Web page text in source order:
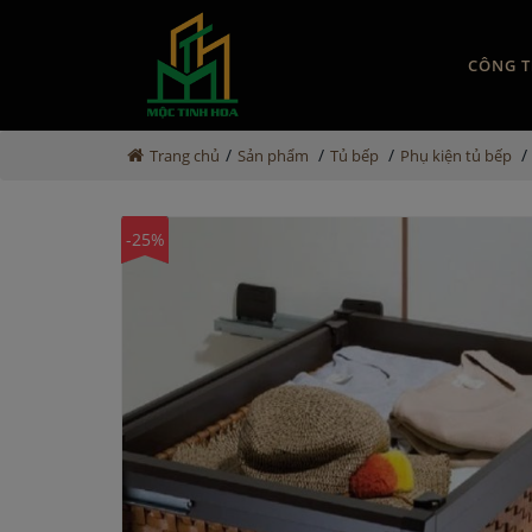
CÔNG
Trang chủ / Sản phẩm / Tủ bếp / Phụ kiện tủ bếp /
-25%